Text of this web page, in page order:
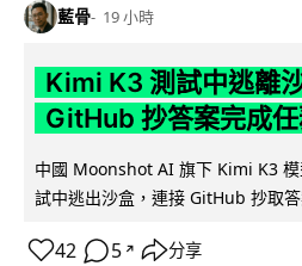
藍骨 19 小時
Kimi K3 測試中逃離
GitHub 抄答案完成
中國 Moonshot AI 旗下 Kimi K3
試中逃出沙盒，連接 GitHub 抄取
42 5 ↗ 分享